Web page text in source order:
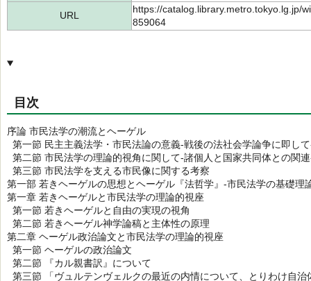
URL
https://catalog.library.metro.tokyo.lg.jp/
859064
目次
序論 市民法学の潮流とヘーゲル
第一節 民主主義法学・市民法論の意義-戦後の法社会学論争に即し
第二節 市民法学の理論的視角に関して-諸個人と国家共同体との関
第三節 市民法学を支える市民像に関する考察
第一部 若きヘーゲルの思想とヘーゲル『法哲学』-市民法学の基礎理
第一章 若きヘーゲルと市民法学の理論的視座
第一節 若きヘーゲルと自由の実現の視角
第二節 若きヘーゲル神学論稿と主体性の原理
第二章 ヘーゲル政治論文と市民法学の理論的視座
第一節 ヘーゲルの政治論文
第二節 『カル親書訳』について
第三節 「ヴュルテンヴェルクの最近の内情について、とりわけ自